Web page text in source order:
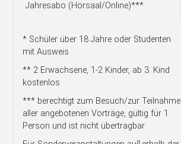
Jahresabo (Hörsaal/Online)***
* Schüler über 18 Jahre oder Studenten
mit Ausweis
** 2 Erwachsene, 1-2 Kinder, ab 3. Kind
kostenlos
*** berechtigt zum Besuch/zur Teilnahme
aller angebotenen Vorträge, gültig für 1
Person und ist nicht übertragbar